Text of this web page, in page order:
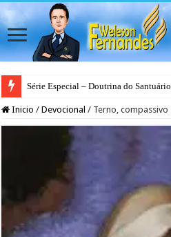
Série Especial – Doutrina do Santuário
Inicio / Devocional / Terno, compassivo